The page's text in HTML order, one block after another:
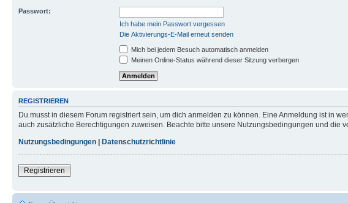
Passwort:
Ich habe mein Passwort vergessen
Die Aktivierungs-E-Mail erneut senden
Mich bei jedem Besuch automatisch anmelden
Meinen Online-Status während dieser Sitzung verbergen
REGISTRIEREN
Du musst in diesem Forum registriert sein, um dich anmelden zu können. Eine Anmeldung ist in
auch zusätzliche Berechtigungen zuweisen. Beachte bitte unsere Nutzungsbedingungen und
Nutzungsbedingungen
Datenschutzrichtlinie
Registrieren